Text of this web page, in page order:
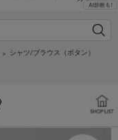
シャツ/ブラウス（ボタン）